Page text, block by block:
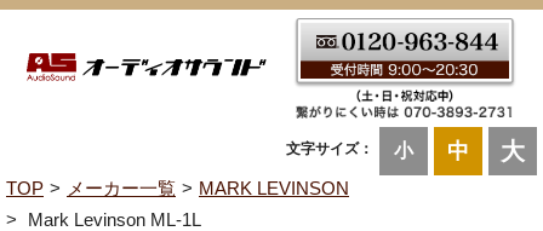
文字サイズ： 小 中 大
TOP メーカー一覧
MARK LEVINSON
Mark Levinson ML-1L